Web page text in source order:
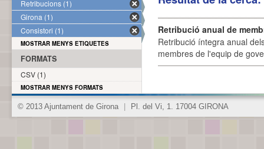
Retribució anual de
Retribució íntegra anual
membres de l'equip de
Retribucions (1)
Girona (1)
Consistori (1)
MOSTRAR MENYS ETIQUETES
FORMATS
CSV (1)
MOSTRAR MENYS FORMATS
© 2013 Ajuntament de Girona Pl. del Vi, 1. 17004 GIRONA